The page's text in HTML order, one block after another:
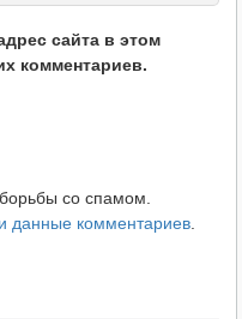
сайта в этом
комментариев.
со спамом.
данные комментариев.